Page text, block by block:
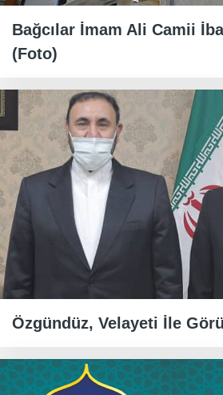
Bağcılar İmam Ali Camii
(Foto)
Özgündüz, Velayeti İle